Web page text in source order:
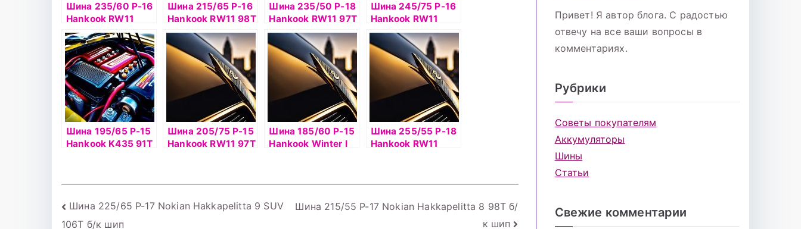
Шина 235/60 Р-16
Hankook RW11
100T шип б/к
Шина 215/65 Р-16
Hankook RW11 98T
Шина 235/50 Р-18
Hankook RW11 97T
шип
Шина 245/75 Р-16
Hankook RW11
111T шип
Шина 195/65 Р-15
Hankook K435 91Т
Шина 205/75 Р-15
Hankook RW11 97Т
Шина 185/60 Р-15
Hankook Winter I
Шина 255/55 Р-18
Hankook RW11
Навигация
Шина 225/65 Р-17 Nokian Hakkapelitta 9 SUV
106T б/к шип
Шина 215/55 Р-17 Nokian Hakkapelitta 8 98T б/
к шип
Привет! Я автор блога. С радостью
отвечу на все ваши вопросы в
комментариях.
Рубрики
Советы покупателям
Аккумуляторы
Шины
Статьи
Свежие комментарии